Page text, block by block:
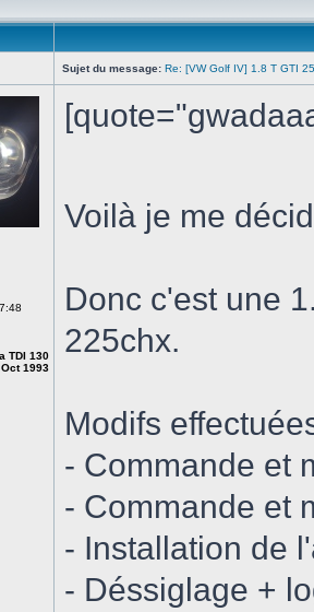
Sujet du message: Re: [VW Golf IV] 1.8 T GTI
TDI 130
1993
Voilà je me
Donc c'est une
225chx.
Modifs
- Commande et
- Commande et
- Installation de
- Déssiglage +